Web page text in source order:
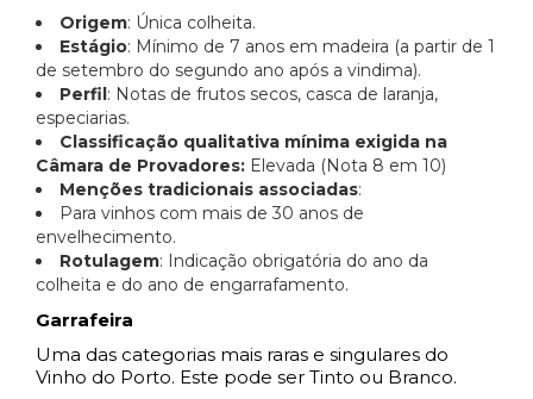
Origem: Única colheita.
Estágio: Mínimo de 7 anos em madeira (a partir de 1
de setembro do segundo ano após a vindima).
Perfil: Notas de frutos secos, casca de laranja,
especiarias.
Classificação qualitativa mínima exigida na
Câmara de Provadores: Elevada (Nota 8 em 10)
Menções tradicionais associadas:
Para vinhos com mais de 30 anos de
envelhecimento.
Rotulagem: Indicação obrigatória do ano da
colheita e do ano de engarrafamento.
Garrafeira
Uma das categorias mais raras e singulares do
Vinho do Porto. Este pode ser Tinto ou Branco.